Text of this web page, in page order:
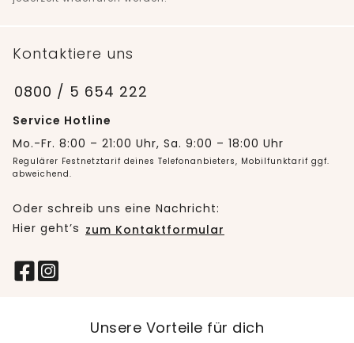
Kontaktiere uns
0800 / 5 654 222
Service Hotline
Mo.-Fr. 8:00 – 21:00 Uhr, Sa. 9:00 – 18:00 Uhr
Regulärer Festnetztarif deines Telefonanbieters, Mobilfunktarif ggf.
abweichend.
Oder schreib uns eine Nachricht:
Hier geht’s zum Kontaktformular
Unsere Vorteile für dich